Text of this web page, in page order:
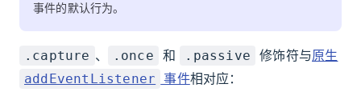
事件的默认行为。
.capture 、 .once 和 .passive 修饰符与原生
addEventListener 事件相对应：